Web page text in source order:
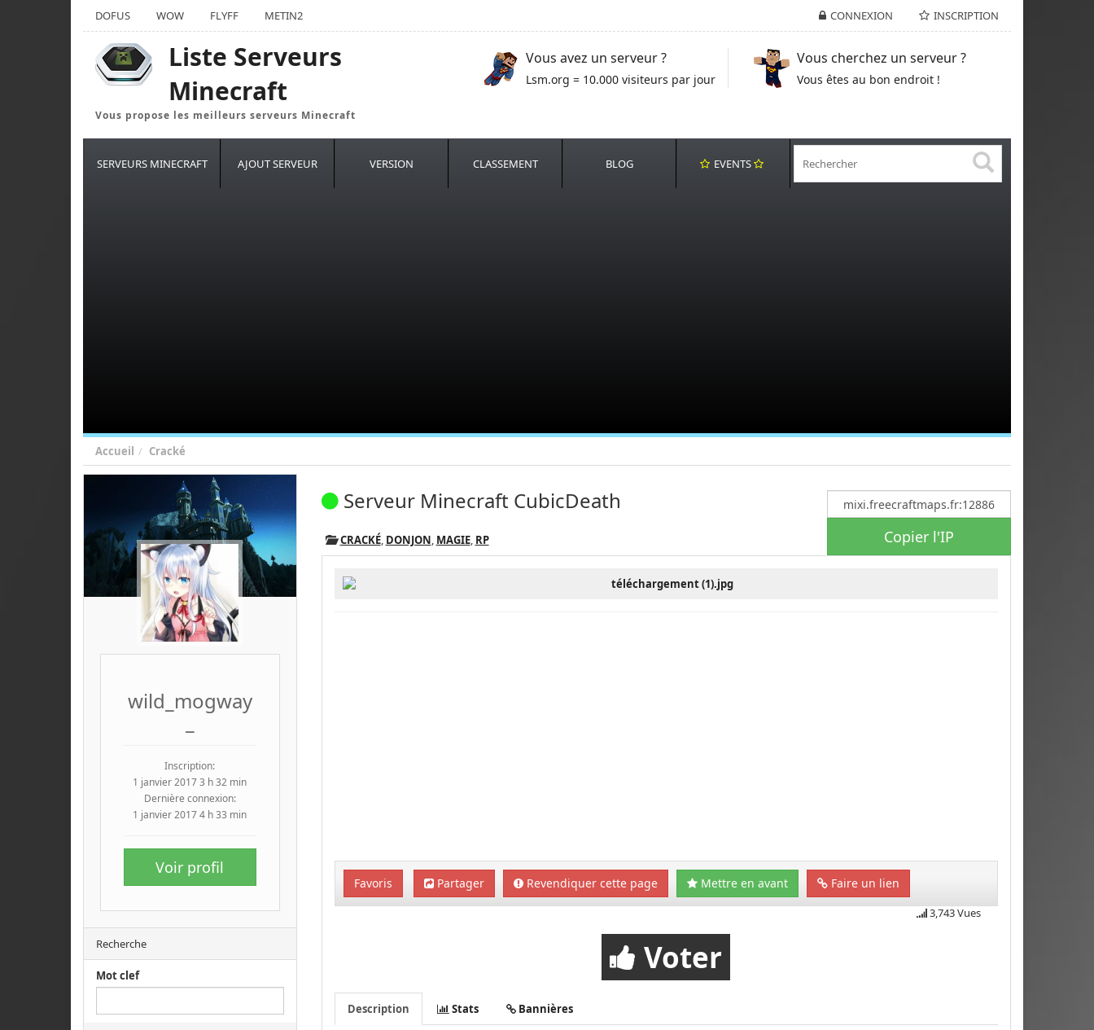
CONNEXION INSCRIPTION
DOFUS WOW FLYFF METIN2
Liste Serveurs
Minecraft
Vous propose les meilleurs serveurs Minecraft
Vous avez un serveur ?
Lsm.org = 10.000 visiteurs par jour
Vous cherchez un serveur ?
Vous êtes au bon endroit !
SERVEURS MINECRAFT AJOUT SERVEUR VERSION CLASSEMENT BLOG EVENTS
Accueil Cracké
wild_mogway
Inscription:
1 janvier 2017 3 h 32 min
Dernière connexion:
1 janvier 2017 4 h 33 min
Voir profil
Recherche
Mot clef
Copier l'IP
Serveur Minecraft CubicDeath
CRACKÉ, DONJON, MAGIE, RP
Favoris Partager Revendiquer cette page Mettre en avant Faire un lien
3,743 Vues
Voter
Description Stats Bannières